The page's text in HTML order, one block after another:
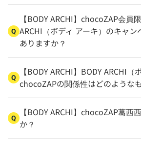
Q
【BODY ARCHI】chocoZAP会員
ARCHI（ボディ アーキ）のキャン
ありますか？
Q
【BODY ARCHI】BODY ARCHI（
chocoZAPの関係性はどのような
Q
【BODY ARCHI】chocoZAP葛西
か？